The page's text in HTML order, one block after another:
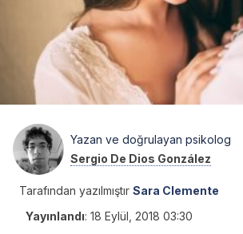
Yazan ve doğrulayan psikolog
Sergio De Dios González
Tarafından yazılmıştır Sara Clemente
Yayınlandı: 18 Eylül, 2018 03:30